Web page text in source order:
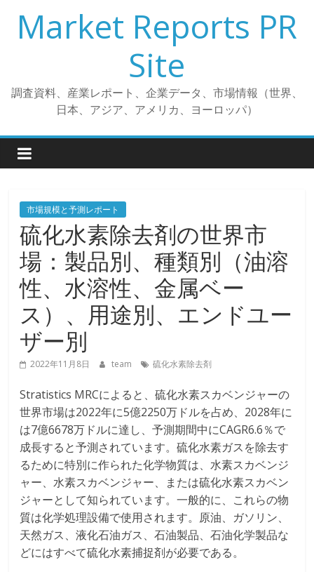
プ
Market Reports PR
Site
調査資料、産業レポート、企業データ、市場情報（世界、
日本、アジア、アメリカ、ヨーロッパ）
市場規模と予測レポート
硫化水素除去剤の世界市
場：製品別、種類別（油溶
性、水溶性、金属ベー
ス）、用途別、エンドユー
ザー別
2022年11月8日 team 硫化水素除去剤
Stratistics MRCによると、硫化水素スカベンジャーの
世界市場は2022年に5億2250万ドルを占め、2028年に
は7億6678万ドルに達し、予測期間中にCAGR6.6％で
成長すると予測されています。硫化水素ガスを除去す
るために特別に作られた化学物質は、水素スカベンジ
ャー、水素スカベンジャー、または硫化水素スカベン
ジャーとして知られています。一般的に、これらの物
質は化学処理設備で使用されます。原油、ガソリン、
天然ガス、液化石油ガス、石油製品、石油化学製品な
どにはすべて硫化水素捕捉剤が必要である。